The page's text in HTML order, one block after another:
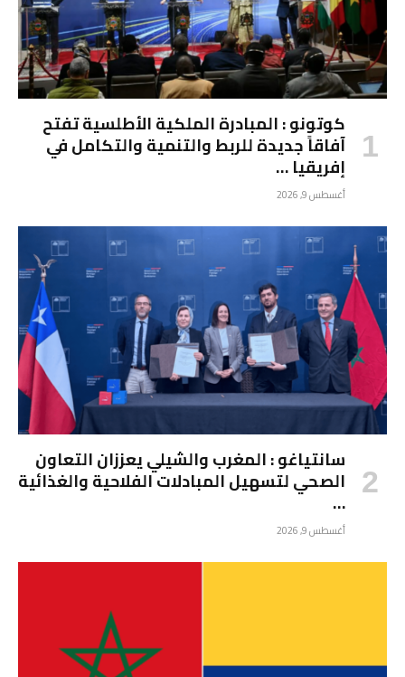
كوتونو : المبادرة الملكية الأطلسية تفتح
آفاقاً جديدة للربط والتنمية والتكامل في
إفريقيا …
أغسطس 9, 2026
سانتياغو : المغرب والشيلي يعززان التعاون
الصحي لتسهيل المبادلات الفلاحية والغذائية
…
أغسطس 9, 2026